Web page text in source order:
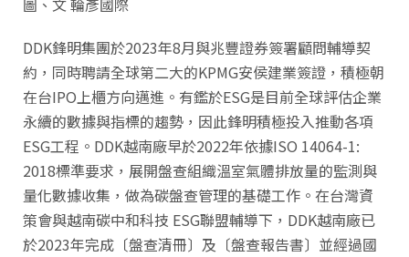
圖、文 輪彥國際
DDK鋒明集團於2023年8月與兆豐證券簽署顧問輔導契
約，同時聘請全球第二大的KPMG安侯建業簽證，積極朝
在台IPO上櫃方向邁進。有鑑於ESG是目前全球評估企業
永續的數據與指標的趨勢，因此鋒明積極投入推動各項
ESG工程。DDK越南廠早於2022年依據ISO 14064-1:
2018標準要求，展開盤查組織溫室氣體排放量的監測與
量化數據收集，做為碳盤查管理的基礎工作。在台灣資
策會與越南碳中和科技 ESG聯盟輔導下，DDK越南廠已
於2023年完成〔盤查清冊〕及〔盤查報告書〕並經過國